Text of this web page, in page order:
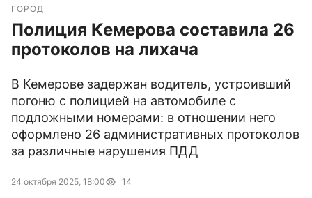
ГОРОД
Полиция Кемерова составила 26
протоколов на лихача
В Кемерове задержан водитель, устроивший
погоню с полицией на автомобиле с
подложными номерами: в отношении него
оформлено 26 административных протоколов
за различные нарушения ПДД
24 октября 2025, 18:00 14